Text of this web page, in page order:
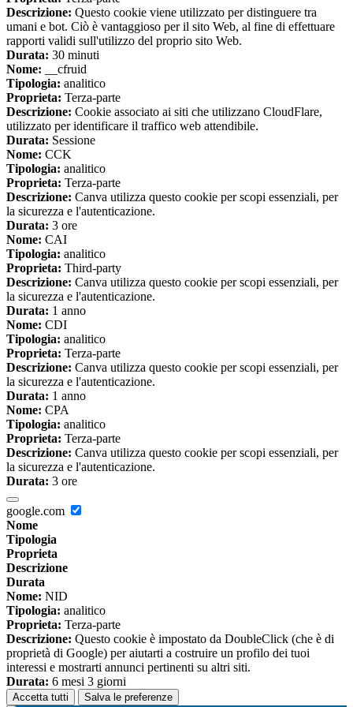
Descrizione: Questo cookie viene utilizzato per distinguere tra
umani e bot. Ciò è vantaggioso per il sito Web, al fine di effettuare
rapporti validi sull'utilizzo del proprio sito Web.
Durata: 30 minuti
Nome: __cfruid
Tipologia: analitico
Proprieta: Terza-parte
Descrizione: Cookie associato ai siti che utilizzano CloudFlare,
utilizzato per identificare il traffico web attendibile.
Durata: Sessione
Nome: CCK
Tipologia: analitico
Proprieta: Terza-parte
Descrizione: Canva utilizza questo cookie per scopi essenziali, per
la sicurezza e l'autenticazione.
Durata: 3 ore
Nome: CAI
Tipologia: analitico
Proprieta: Third-party
Descrizione: Canva utilizza questo cookie per scopi essenziali, per
la sicurezza e l'autenticazione.
Durata: 1 anno
Nome: CDI
Tipologia: analitico
Proprieta: Terza-parte
Descrizione: Canva utilizza questo cookie per scopi essenziali, per
la sicurezza e l'autenticazione.
Durata: 1 anno
Nome: CPA
Tipologia: analitico
Proprieta: Terza-parte
Descrizione: Canva utilizza questo cookie per scopi essenziali, per
la sicurezza e l'autenticazione.
Durata: 3 ore
google.com
Nome
Tipologia
Proprieta
Descrizione
Durata
Nome: NID
Tipologia: analitico
Proprieta: Terza-parte
Descrizione: Questo cookie è impostato da DoubleClick (che è di
proprietà di Google) per aiutarti a costruire un profilo dei tuoi
interessi e mostrarti annunci pertinenti su altri siti.
Durata: 6 mesi 3 giorni
Accetta tutti Salva le preferenze